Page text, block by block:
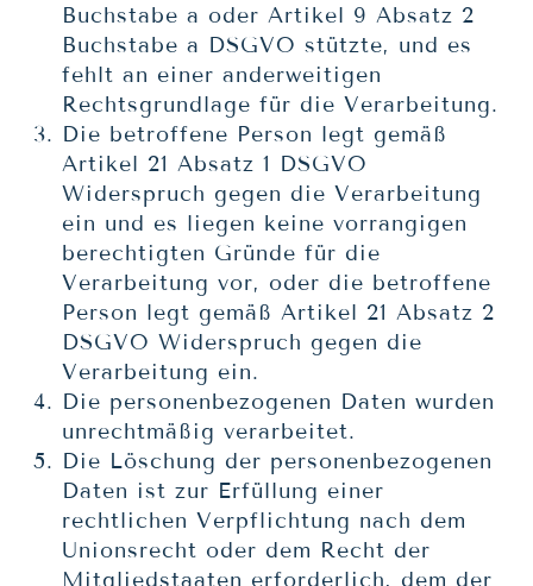
Buchstabe a oder Artikel 9 Absatz 2
Buchstabe a DSGVO stützte, und es
fehlt an einer anderweitigen
Rechtsgrundlage für die Verarbeitung.
Die betroffene Person legt gemäß
Artikel 21 Absatz 1 DSGVO
Widerspruch gegen die Verarbeitung
ein und es liegen keine vorrangigen
berechtigten Gründe für die
Verarbeitung vor, oder die betroffene
Person legt gemäß Artikel 21 Absatz 2
DSGVO Widerspruch gegen die
Verarbeitung ein.
Die personenbezogenen Daten wurden
unrechtmäßig verarbeitet.
Die Löschung der personenbezogenen
Daten ist zur Erfüllung einer
rechtlichen Verpflichtung nach dem
Unionsrecht oder dem Recht der
Mitgliedstaaten erforderlich, dem der